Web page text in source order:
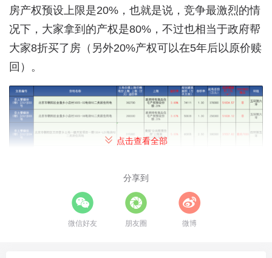
房产权预设上限是20%，也就是说，竞争最激烈的情
况下，大家拿到的产权是80%，不过也相当于政府帮
大家8折买了房（另外20%产权可以在5年后以原价赎
回）。
点击查看全部
分享到
微信好友 朋友圈 微博